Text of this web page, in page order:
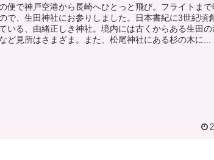
便で神戸空港から長崎へひとっと飛び。フライトまで
で、生田神社にお参りしました。日本書紀に3世紀頃
いる、由緒正しき神社。境内には古くからある生田の
ど見所はさまざま。また、松尾神社にある杉の木に...